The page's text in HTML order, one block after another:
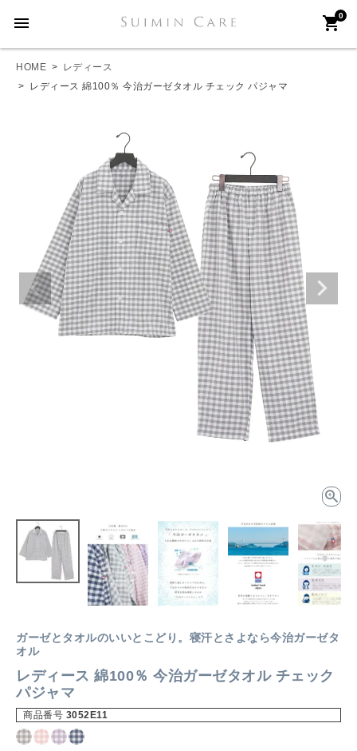
menu 0
shopping_cart
HOME
レディース
レディース 綿100％ 今治ガーゼタオル チェック パジャマ
ガーゼとタオルのいいとこどり。寝汗とさよなら今治ガーゼタ
オル
レディース 綿100％ 今治ガーゼタオル チェック
パジャマ
商品番号 3052E11